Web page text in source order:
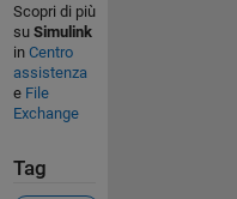
Scopri di più
su Simulink
in Centro
assistenza
e File
Exchange
Tag